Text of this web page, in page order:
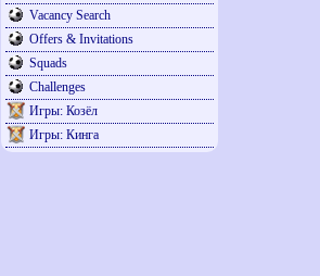
Vacancy Search
Offers & Invitations
Squads
Challenges
Игры: Козёл
Игры: Кинга